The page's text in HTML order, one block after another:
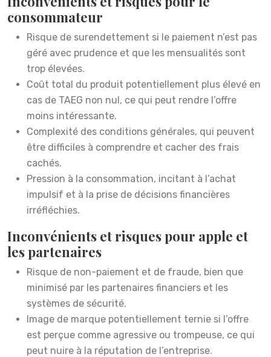
consommateur
Risque de surendettement si le paiement n’est pas
géré avec prudence et que les mensualités sont
trop élevées.
Coût total du produit potentiellement plus élevé en
cas de TAEG non nul, ce qui peut rendre l’offre
moins intéressante.
Complexité des conditions générales, qui peuvent
être difficiles à comprendre et cacher des frais
cachés.
Pression à la consommation, incitant à l’achat
impulsif et à la prise de décisions financières
irréfléchies.
Inconvénients et risques pour apple et
les partenaires
Risque de non-paiement et de fraude, bien que
minimisé par les partenaires financiers et les
systèmes de sécurité.
Image de marque potentiellement ternie si l’offre
est perçue comme agressive ou trompeuse, ce qui
peut nuire à la réputation de l’entreprise.